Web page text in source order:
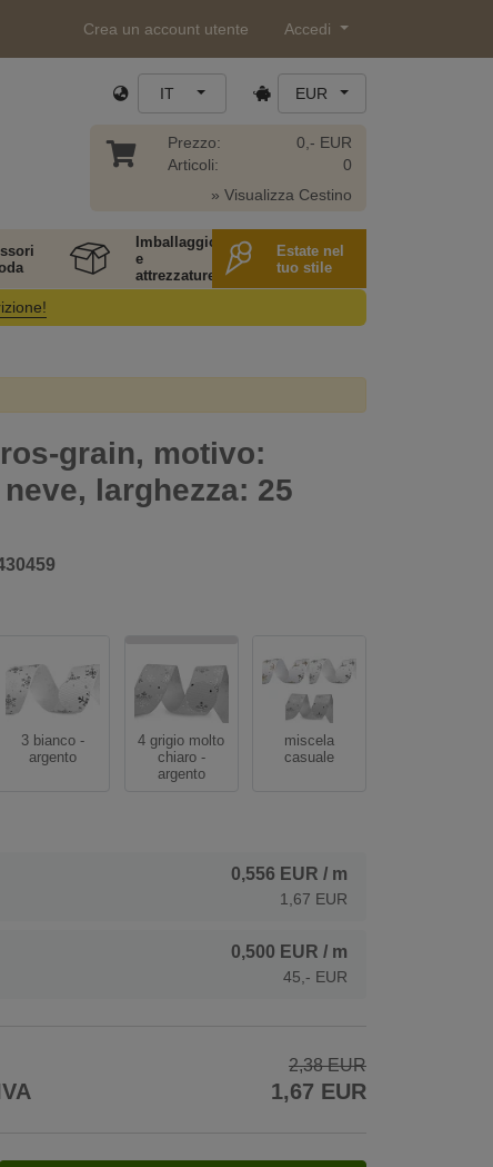
Crea un account utente Accedi
IT EUR
Prezzo:
Articoli:
0,- EUR
0
» Visualizza Cestino
Imballaggio
e
attrezzature
Estate nel
tuo stile
grain, motivo:
larghezza: 25
3 bianco -
argento
4 grigio molto
chiaro -
argento
miscela
casuale
0,556 EUR / m
1,67 EUR
0,500 EUR / m
45,- EUR
2,38 EUR
1,67 EUR